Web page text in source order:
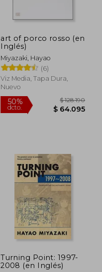
50%
50%
art of porco rosso (en
Inglés)
Miyazaki, Hayao
(6)
Viz Media, Tapa Dura,
Nuevo
Turning Point: 1997-
2008 (en Inglés)